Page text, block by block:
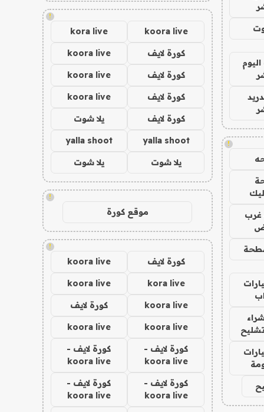
!
!
koora live
kora live
كورة لايف koora live
كورة لايف koora live
كورة لايف koora live
كورة لايف يلا شوت
yalla shoot
yalla shoot
يلا شوت يلا شوت
!
موقع كورة
!
كورة لايف koora live
kora live
koora live
koora live كورة لايف
koora live
koora live
كورة لايف -
koora live
كورة لايف -
koora live
كورة لايف -
koora live
كورة لايف -
koora live